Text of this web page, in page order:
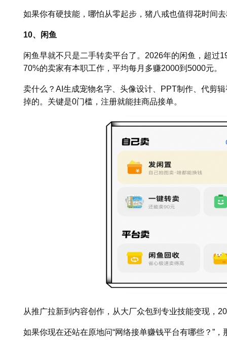
如果你有硬技能，哪怕从零起步，猪八戒也值得花时间
10、闲鱼
闲鱼早就不只是二手转卖平台了。2026年的闲鱼，超过
70%的卖家有本职工作，平均每月多赚2000到5000元。
卖什么？AI生成宠物名字、头像设计、PPT制作、代剪
掉的。关键是0门槛，注册就能挂商品接单。
从推广拉新到内容创作，从大厂众包到专业技能变现，
如果你现在还站在原地问“网络接单赚钱平台有哪些？”